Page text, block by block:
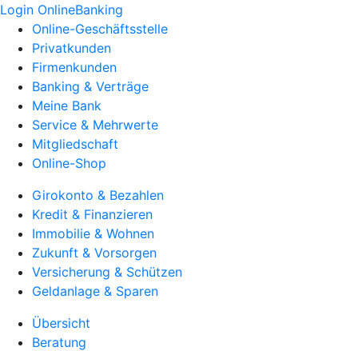
Login OnlineBanking
Online-Geschäftsstelle
Privatkunden
Firmenkunden
Banking & Verträge
Meine Bank
Service & Mehrwerte
Mitgliedschaft
Online-Shop
Girokonto & Bezahlen
Kredit & Finanzieren
Immobilie & Wohnen
Zukunft & Vorsorgen
Versicherung & Schützen
Geldanlage & Sparen
Übersicht
Beratung